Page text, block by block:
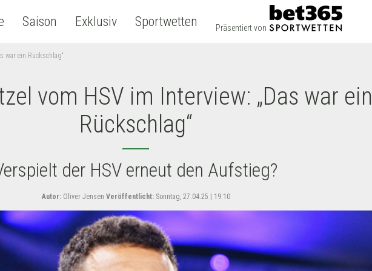
Saison Exklusiv Sportwetten Präsentiert von
war ein Rückschlag“
vom HSV im Interview: „Das war ein
Rückschlag“
der HSV erneut den Aufstieg?
Autor:Oliver Jensen Veröffentlicht:Sonntag, 27.04.25 | 19:10